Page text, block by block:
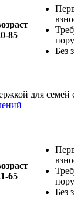
85
Без
для семей
65
Без